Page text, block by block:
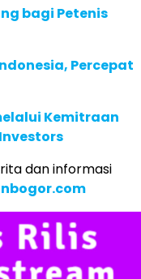
bagi Petenis
Indonesia, Percepat
Kemitraan
dan informasi